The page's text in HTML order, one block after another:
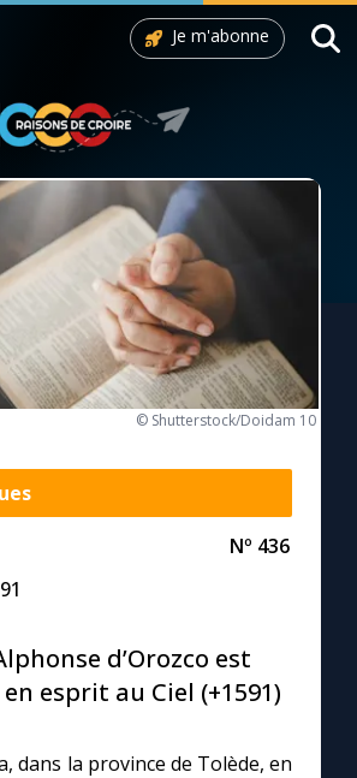
Croire
Je m'abonne
© Shutterstock/Doidam 10
Nº 436
d’Orozco est
esprit au Ciel (+1591)
dans la province de Tolède, en